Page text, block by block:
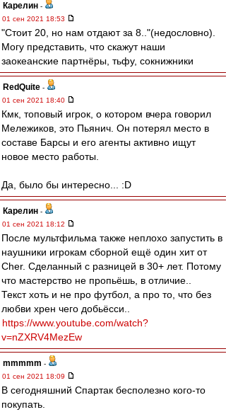
Карелин -
01 сен 2021 18:53
"Стоит 20, но нам отдают за 8.."(недословно).
Могу представить, что скажут наши
заокеанские партнёры, тьфу, сокнижники
RedQuite -
01 сен 2021 18:40
Кмк, топовый игрок, о котором вчера говорил
Мележиков, это Пьянич. Он потерял место в
составе Барсы и его агенты активно ищут
новое место работы.
Да, было бы интересно... :D
Карелин -
01 сен 2021 18:12
После мультфильма также неплохо запустить в
наушники игрокам сборной ещё один хит от
Cher. Сделанный с разницей в 30+ лет. Потому
что мастерство не пропьёшь, в отличие..
Текст хоть и не про футбол, а про то, что без
любви хрен чего добьёсси..
https://www.youtube.com/watch?
v=nZXRV4MezEw
mmmmm -
01 сен 2021 18:09
В сегодняшний Спартак бесполезно кого-то
покупать.